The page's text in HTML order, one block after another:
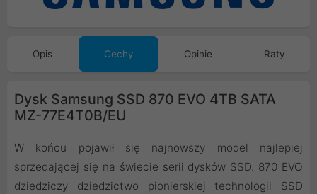
Opis Cechy Opinie Raty
Dysk Samsung SSD 870 EVO 4TB SATA
MZ-77E4T0B/EU
W końcu pojawił się najnowszy model najlepiej
sprzedającej się na świecie serii dysków SSD. 870 EVO
dziedziczy dziedzictwo pionierskiej technologii SSD